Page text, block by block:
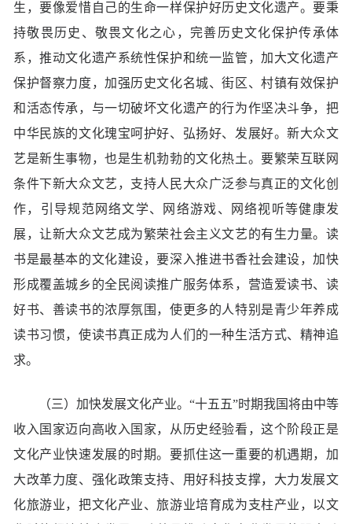
生，要像爱惜自己的生命一样保护好历史文化遗产。要秉
持敬畏历史、敬畏文化之心，完善历史文化保护传承体
系，推动文化遗产系统性保护和统一监管，加大文化遗产
保护督察力度，加强历史文化名城、街区、村镇有效保护
和活态传承，与一切破坏文化遗产的行为作坚决斗争，把
中华民族的文化瑰宝呵护好、弘扬好、发展好。新大众文
艺是新生事物，也是生机勃勃的文化热土。要繁荣互联网
条件下新大众文艺，支持人民大众广泛参与真正的文化创
作，引导规范网络文学、网络游戏、网络视听等健康发
展，让新大众文艺成为繁荣社会主义文艺的有生力量。读
书是最基本的文化建设，要深入推进书香社会建设，加快
形成覆盖城乡的全民阅读推广服务体系，营造爱读书、读
好书、善读书的浓厚氛围，使更多的人特别是青少年养成
读书习惯，使读书真正成为人们的一种生活方式、精神追
求。
（三）加快发展文化产业。“十五五”时期我国将由中等
收入国家迈向高收入国家，从历史经验看，这个阶段正是
文化产业快速发展的时期。要抓住这一重要的机遇期，加
大改革力度、强化政策支持、用好科技支撑，大力发展文
化旅游业，把文化产业、旅游业培育成为支柱产业，以文